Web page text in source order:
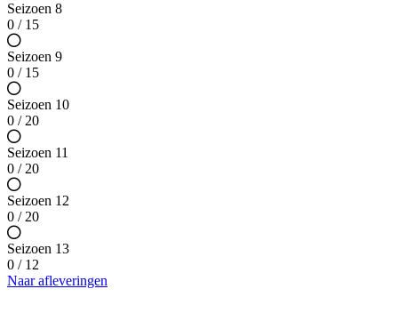
Seizoen 8
0 / 15
Seizoen 9
0 / 15
Seizoen 10
0 / 20
Seizoen 11
0 / 20
Seizoen 12
0 / 20
Seizoen 13
0 / 12
Naar afleveringen